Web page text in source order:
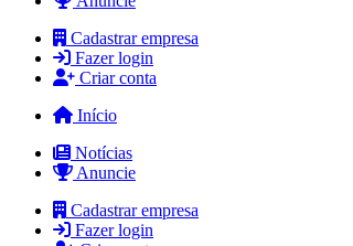
Cadastrar empresa
Fazer login
Criar conta
Início
Notícias
Anuncie
Cadastrar empresa
Fazer login